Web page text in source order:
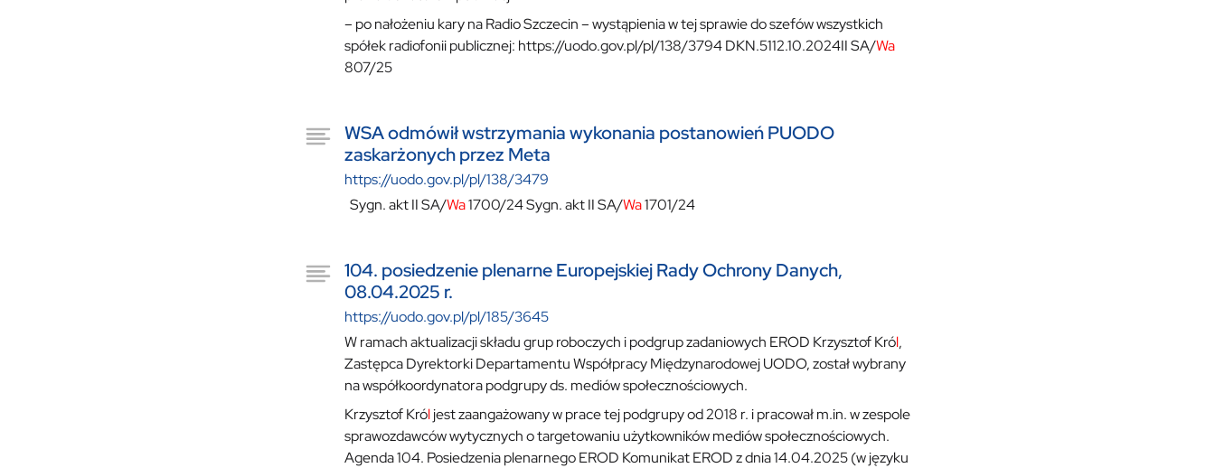
– po nałożeniu kary na Radio Szczecin – wystąpienia w tej sprawie do szefów wszystkich
spółek radiofonii publicznej: https://uodo.gov.pl/pl/138/3794 DKN.5112.10.2024II SA/Wa
807/25
WSA odmówił wstrzymania wykonania postanowień PUODO
zaskarżonych przez Meta
https://uodo.gov.pl/pl/138/3479
Sygn. akt II SA/Wa1700/24 Sygn. akt II SA/Wa1701/24
104. posiedzenie plenarne Europejskiej Rady Ochrony Danych,
08.04.2025 r.
https://uodo.gov.pl/pl/185/3645
W ramach aktualizacji składu grup roboczych i podgrup zadaniowych EROD Krzysztof Król,
Zastępca Dyrektorki Departamentu Współpracy Międzynarodowej UODO, został wybrany
na współkoordynatora podgrupy ds. mediów społecznościowych.
Krzysztof Króljest zaangażowany w prace tej podgrupy od 2018 r. i pracował m.in. w zespole
sprawozdawców wytycznych o targetowaniu użytkowników mediów społecznościowych.
Agenda 104. Posiedzenia plenarnego EROD Komunikat EROD z dnia 14.04.2025 (w języku